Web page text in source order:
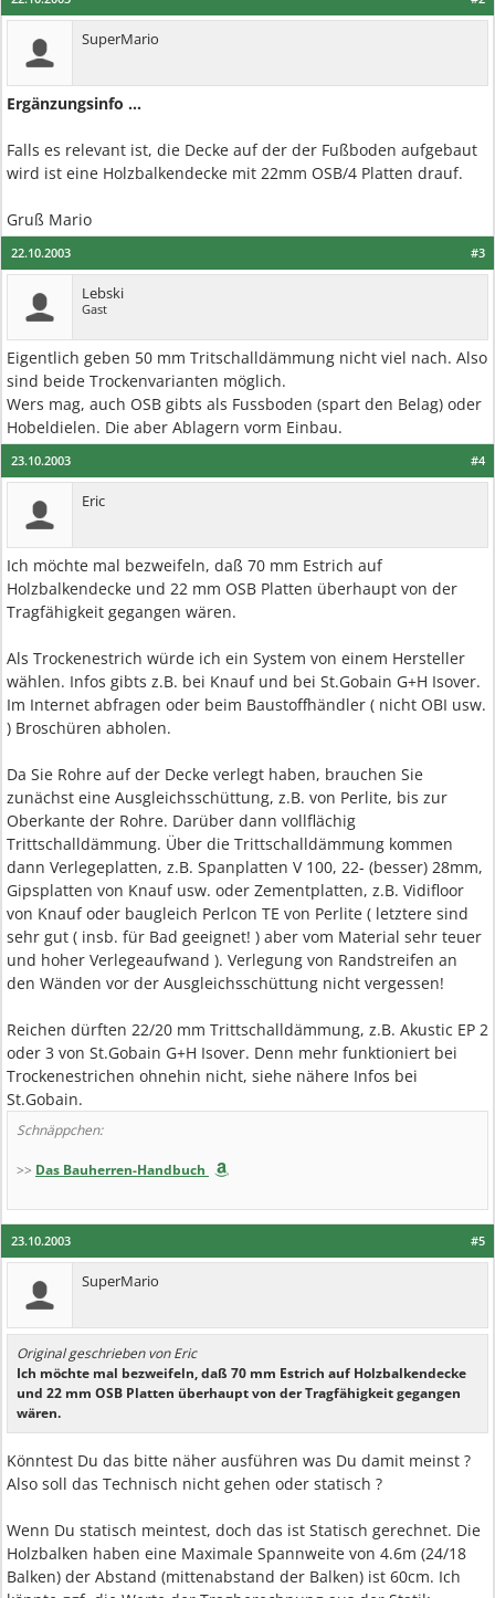
SuperMario
Ergänzungsinfo ...
Falls es relevant ist, die Decke auf der der Fußboden aufgebaut
wird ist eine Holzbalkendecke mit 22mm OSB/4 Platten drauf.
Gruß Mario
#3
22.10.2003
Lebski
Gast
Eigentlich geben 50 mm Tritschalldämmung nicht viel nach. Also
sind beide Trockenvarianten möglich.
Wers mag, auch OSB gibts als Fussboden (spart den Belag) oder
Hobeldielen. Die aber Ablagern vorm Einbau.
#4
23.10.2003
Eric
Ich möchte mal bezweifeln, daß 70 mm Estrich auf
Holzbalkendecke und 22 mm OSB Platten überhaupt von der
Tragfähigkeit gegangen wären.
Als Trockenestrich würde ich ein System von einem Hersteller
wählen. Infos gibts z.B. bei Knauf und bei St.Gobain G+H Isover.
Im Internet abfragen oder beim Baustoffhändler ( nicht OBI usw.
) Broschüren abholen.
Da Sie Rohre auf der Decke verlegt haben, brauchen Sie
zunächst eine Ausgleichsschüttung, z.B. von Perlite, bis zur
Oberkante der Rohre. Darüber dann vollflächig
Trittschalldämmung. Über die Trittschalldämmung kommen
dann Verlegeplatten, z.B. Spanplatten V 100, 22- (besser) 28mm,
Gipsplatten von Knauf usw. oder Zementplatten, z.B. Vidifloor
von Knauf oder baugleich Perlcon TE von Perlite ( letztere sind
sehr gut ( insb. für Bad geeignet! ) aber vom Material sehr teuer
und hoher Verlegeaufwand ). Verlegung von Randstreifen an
den Wänden vor der Ausgleichsschüttung nicht vergessen!
Reichen dürften 22/20 mm Trittschalldämmung, z.B. Akustic EP 2
oder 3 von St.Gobain G+H Isover. Denn mehr funktioniert bei
Trockenestrichen ohnehin nicht, siehe nähere Infos bei
St.Gobain.
Schnäppchen:
>> Das Bauherren-Handbuch
#5
23.10.2003
SuperMario
Original geschrieben von Eric
Ich möchte mal bezweifeln, daß 70 mm Estrich auf Holzbalkendecke
und 22 mm OSB Platten überhaupt von der Tragfähigkeit gegangen
wären.
Könntest Du das bitte näher ausführen was Du damit meinst ?
Also soll das Technisch nicht gehen oder statisch ?
Wenn Du statisch meintest, doch das ist Statisch gerechnet. Die
Holzbalken haben eine Maximale Spannweite von 4.6m (24/18
Balken) der Abstand (mittenabstand der Balken) ist 60cm. Ich